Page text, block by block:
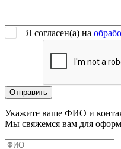
Я согласен(a) на
Укажите ваше ФИО и
Мы свяжемся вам для